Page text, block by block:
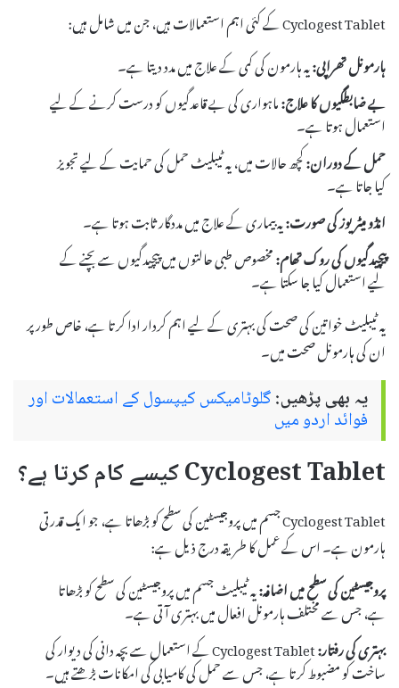
Cyclogest Tablet کے کئی اہم استعمالات ہیں، جن میں شامل ہیں:
ہارمونل تھراپی:یہ ہارمون کی کمی کے علاج میں مدد دیتا ہے۔
بے ضابطگیوں کا علاج:ماہواری کی بے قاعدگیوں کو درست کرنے کے لیے
استعمال ہوتا ہے۔
حمل کے دوران:کچھ حالات میں، یہ ٹیبلیٹ حمل کی حمایت کے لیے تجویز
کیا جاتا ہے۔
انڈو میٹریوز کی صورت:یہ بیماری کے علاج میں مددگار ثابت ہوتا ہے۔
پیچیدگیوں کی روک تھام:مخصوص طبی حالتوں میں پیچیدگیوں سے بچنے کے
لیے استعمال کیا جا سکتا ہے۔
یہ ٹیبلیٹ خواتین کی صحت کی بہتری کے لیے اہم کردار ادا کرتا ہے، خاص طور پر
ان کی ہارمونل صحت میں۔
یہ بھی پڑھیں:گلوٹامیکس کیپسول کے استعمالات اور
فوائد اردو میں
Cyclogest Tablet کیسے کام کرتا ہے؟
Cyclogest Tablet جسم میں پروجیسٹین کی سطح کو بڑھاتا ہے، جو ایک قدرتی
ہارمون ہے۔ اس کے عمل کا طریقہ درج ذیل ہے:
پروجیسٹین کی سطح میں اضافہ:یہ ٹیبلیٹ جسم میں پروجیسٹین کی سطح کو بڑھاتا
ہے، جس سے مختلف ہارمونل افعال میں بہتری آتی ہے۔
بہتری کی رفتار:
Cyclogest Tablet کے استعمال سے بچہ دانی کی دیوار کی
ساخت کو مضبوط کرتا ہے، جس سے حمل کی کامیابی کی امکانات بڑھتے ہیں۔